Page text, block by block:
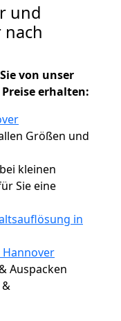
und
nach
von unser
erhalten:
Größen und
kleinen
Sie eine
in
Auspacken
&